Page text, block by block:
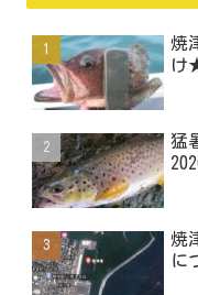
焼
け
猛
焼
に